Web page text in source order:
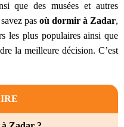
que des musées et autres
pas où dormir à Zadar,
les plus populaires ainsi que
la meilleure décision. C’est